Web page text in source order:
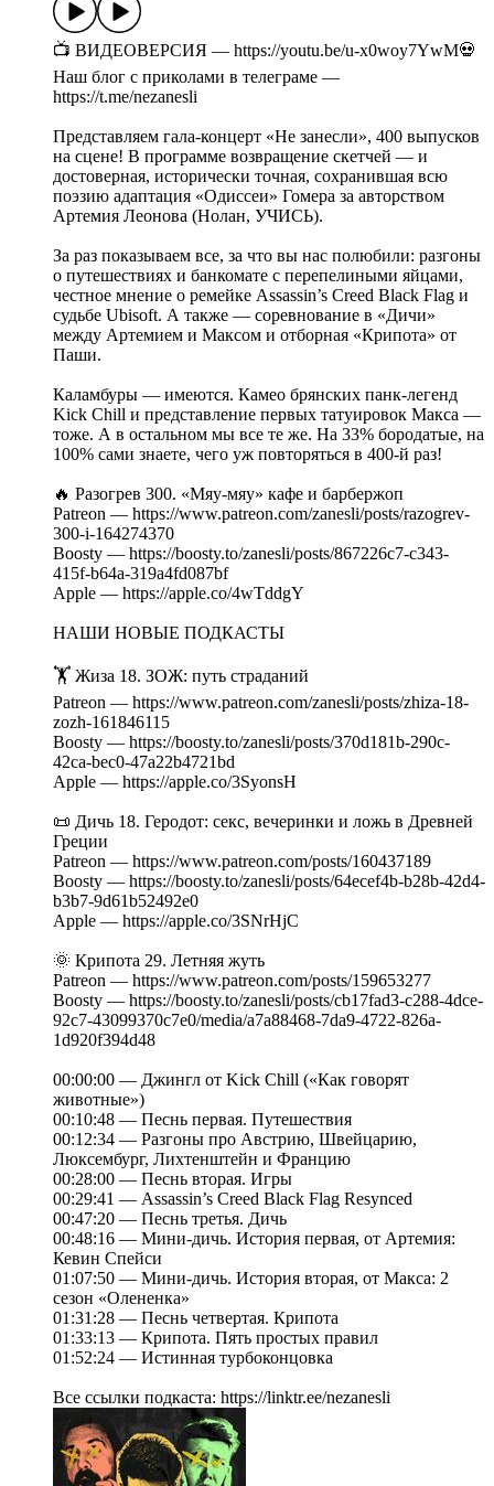
📺 ВИДЕОВЕРСИЯ — https://youtu.be/u-x0woy7YwM💀
Наш блог с приколами в телеграме —
https://t.me/nezanesli
Представляем гала-концерт «Не занесли», 400 выпусков
на сцене! В программе возвращение скетчей — и
достоверная, исторически точная, сохранившая всю
поэзию адаптация «Одиссеи» Гомера за авторством
Артемия Леонова (Нолан, УЧИСЬ).
За раз показываем все, за что вы нас полюбили: разгоны
о путешествиях и банкомате с перепелиными яйцами,
честное мнение о ремейке Assassin’s Creed Black Flag и
судьбе Ubisoft. А также — соревнование в «Дичи»
между Артемием и Максом и отборная «Крипота» от
Паши.
Каламбуры — имеются. Камео брянских панк-легенд
Kick Chill и представление первых татуировок Макса —
тоже. А в остальном мы все те же. На 33% бородатые, на
100% сами знаете, чего уж повторяться в 400-й раз!
🔥 Разогрев 300. «Мяу-мяу» кафе и барбержоп
Patreon — https://www.patreon.com/zanesli/posts/razogrev-
300-i-164274370
Boosty — https://boosty.to/zanesli/posts/867226c7-c343-
415f-b64a-319a4fd087bf
Apple — https://apple.co/4wTddgY
НАШИ НОВЫЕ ПОДКАСТЫ
🏋️ Жиза 18. ЗОЖ: путь страданий
Patreon — https://www.patreon.com/zanesli/posts/zhiza-18-
zozh-161846115
Boosty — https://boosty.to/zanesli/posts/370d181b-290c-
42ca-bec0-47a22b4721bd
Apple — https://apple.co/3SyonsH
📜 Дичь 18. Геродот: секс, вечеринки и ложь в Древней
Греции
Patreon — https://www.patreon.com/posts/160437189
Boosty — https://boosty.to/zanesli/posts/64ecef4b-b28b-42d4-
b3b7-9d61b52492e0
Apple — https://apple.co/3SNrHjC
🌞 Крипота 29. Летняя жуть
Patreon — https://www.patreon.com/posts/159653277
Boosty — https://boosty.to/zanesli/posts/cb17fad3-c288-4dce-
92c7-43099370c7e0/media/a7a88468-7da9-4722-826a-
1d920f394d48
00:00:00 — Джингл от Kick Chill («Как говорят
животные»)
00:10:48 — Песнь первая. Путешествия
00:12:34 — Разгоны про Австрию, Швейцарию,
Люксембург, Лихтенштейн и Францию
00:28:00 — Песнь вторая. Игры
00:29:41 — Assassin’s Creed Black Flag Resynced
00:47:20 — Песнь третья. Дичь
00:48:16 — Мини-дичь. История первая, от Артемия:
Кевин Спейси
01:07:50 — Мини-дичь. История вторая, от Макса: 2
сезон «Олененка»
01:31:28 — Песнь четвертая. Крипота
01:33:13 — Крипота. Пять простых правил
01:52:24 — Истинная турбоконцовка
Все ссылки подкаста: https://linktr.ee/nezanesli